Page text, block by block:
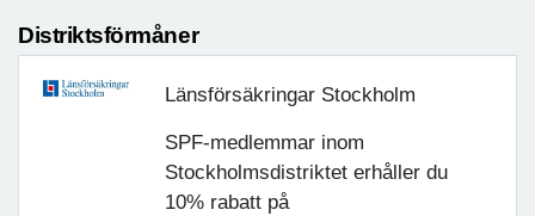
Distriktsförmåner
Länsförsäkringar Stockholm
SPF-medlemmar inom
Stockholmsdistriktet erhåller du
10% rabatt på